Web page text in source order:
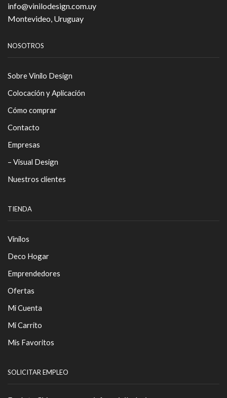
info@vinilodesign.com.uy
Montevideo, Uruguay
NOSOTROS
Sobre Vinilo Design
Colocación y Aplicación
Cómo comprar
Contacto
Empresas
– Visual Design
Nuestros clientes
TIENDA
Vinilos
Deco Hogar
Emprendedores
Ofertas
Mi Cuenta
Mi Carrito
Mis Favoritos
SOLICITAR EMPLEO